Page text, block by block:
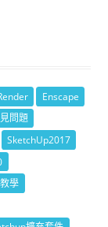
Enscape
問題
SketchUp2017
學